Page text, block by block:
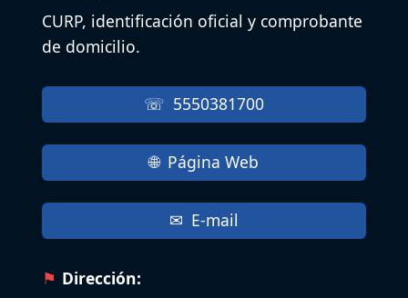
CURP, identificación oficial y comprobante
de domicilio.
5550381700
Página Web
E-mail
Dirección: